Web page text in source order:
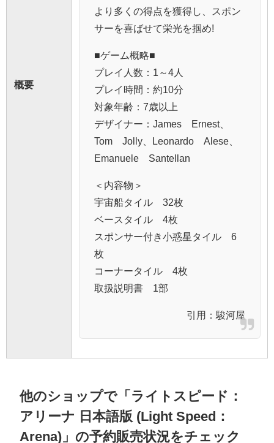
概要
より多くの得点を獲得し、スポン
サーを喜ばせて栄光を掴め!
■ゲーム概略■
プレイ人数：1～4人
プレイ時間：約10分
対象年齢：7歳以上
デザイナー：James Ernest、
Tom Jolly、Leonardo Alese、
Emanuele Santellan
＜内容物＞
宇宙船タイル 32枚
ベースタイル 4枚
スポンサー付き小惑星タイル 6
枚
コーナータイル 4枚
取扱説明書 1部
引用： 駿河屋
他のショップで「ライトスピード：
アリーナ 日本語版 (Light Speed：
Arena)」の予約販売状況をチェック